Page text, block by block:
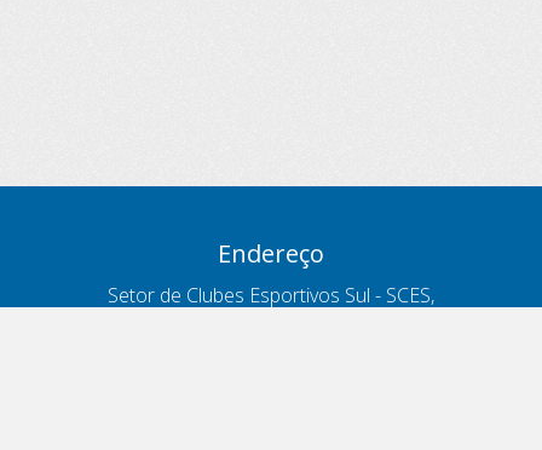
Endereço
Setor de Clubes Esportivos Sul - SCES,